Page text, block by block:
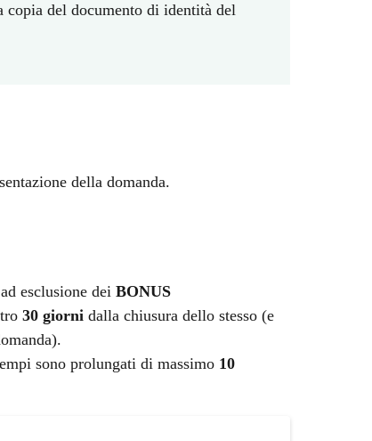
copia del documento di identità del
della domanda.
esclusione dei BONUS
30 giornidalla chiusura dello stesso (e
sono prolungati di massimo 10